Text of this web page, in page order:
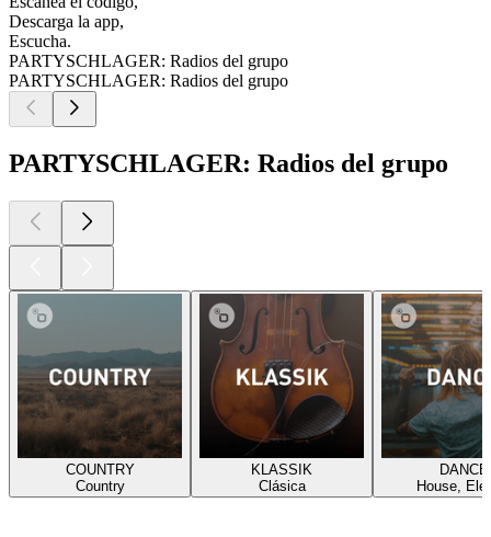
Descarga la app,
Escucha.
PARTYSCHLAGER: Radios del grupo
PARTYSCHLAGER: Radios del grupo
PARTYSCHLAGER: Radios del grupo
COUNTRY
Country
KLASSIK
Clásica
DANCE
House,